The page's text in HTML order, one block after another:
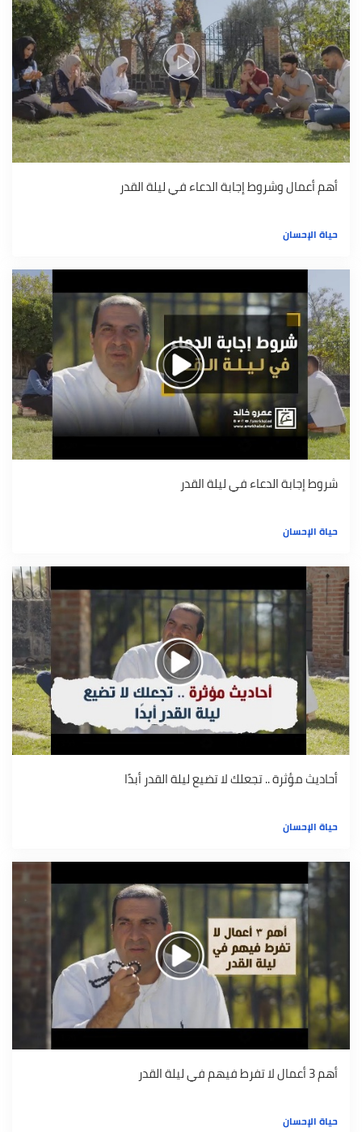
أهم أعمال وشروط إجابة الدعاء في ليلة القدر
حياة الإحسان
شروط إجابة الدعاء في ليلة القدر
حياة الإحسان
أحاديث مؤثرة .. تجعلك لا تضيع ليلة القدر أبدًا
حياة الإحسان
أهم 3 أعمال لا تفرط فيهم في ليلة القدر
حياة الإحسان